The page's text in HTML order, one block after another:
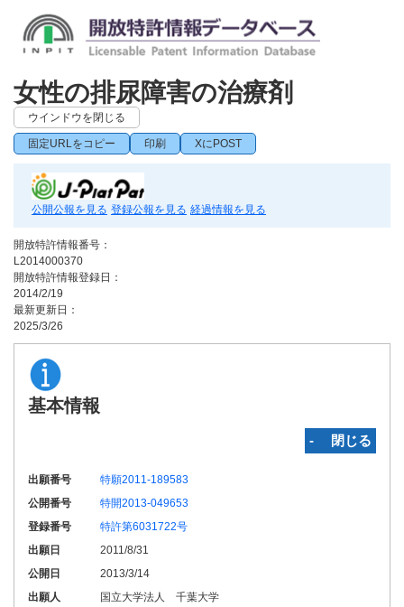
女性の排尿障害の治療剤
ウインドウを閉じる
固定URLをコピー 印刷 XにPOST
公開公報を見る 登録公報を見る 経過情報を見る
開放特許情報番号：
L2014000370
開放特許情報登録日：
2014/2/19
最新更新日：
2025/3/26
基本情報
‐ 閉じる
出願番号
特願2011-189583
公開番号
特開2013-049653
登録番号
特許第6031722号
出願日
2011/8/31
公開日
2013/3/14
出願人
国立大学法人 千葉大学